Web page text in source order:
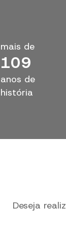
mais de
110
anos de
história
Deseja